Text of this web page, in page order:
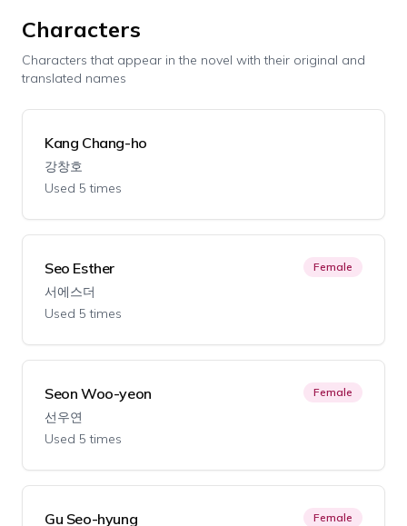
Characters
Characters that appear in the novel with their original and
translated names
Kang Chang-ho
강창호
Used 5 times
Seo Esther
서에스더
Used 5 times
Female
Seon Woo-yeon
선우연
Used 5 times
Female
Gu Seo-hyung Female